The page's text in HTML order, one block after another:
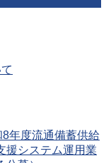
8年度流通備蓄供給
援システム運用業